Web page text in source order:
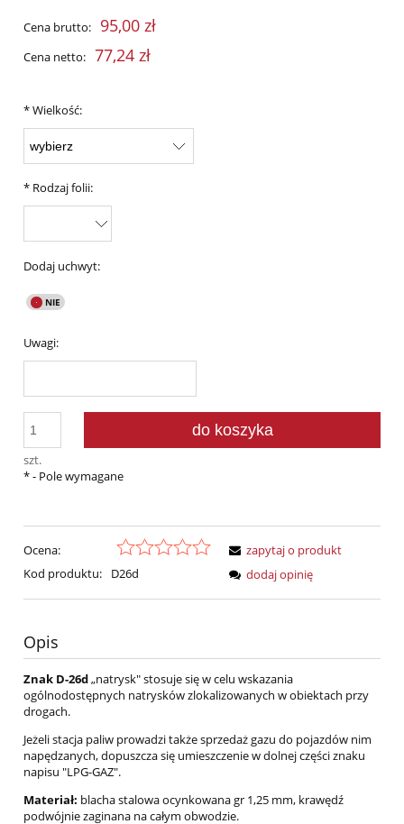
Cena brutto: 95,00 zł
Cena netto: 77,24 zł
*Wielkość:
* Rodzaj folii:
Dodaj uchwyt:
Uwagi:
szt.
do koszyka
*- Pole wymagane
Ocena:
Kod produktu:
D26d
zapytaj o produkt
dodaj opinię
Opis
Znak D-26d„natrysk" stosuje się w celu wskazania
ogólnodostępnych natrysków zlokalizowanych w obiektach przy
drogach.
Jeżeli stacja paliw prowadzi także sprzedaż gazu do pojazdów nim
napędzanych, dopuszcza się umieszczenie w dolnej części znaku
napisu "LPG-GAZ".
Materiał: blacha stalowa ocynkowana gr 1,25 mm, krawędź
podwójnie zaginana na całym obwodzie.